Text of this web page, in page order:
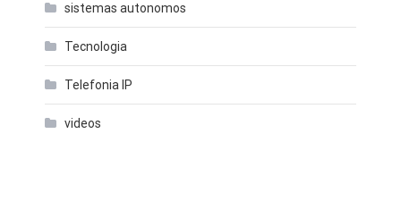
sistemas autonomos
Tecnologia
Telefonia IP
videos